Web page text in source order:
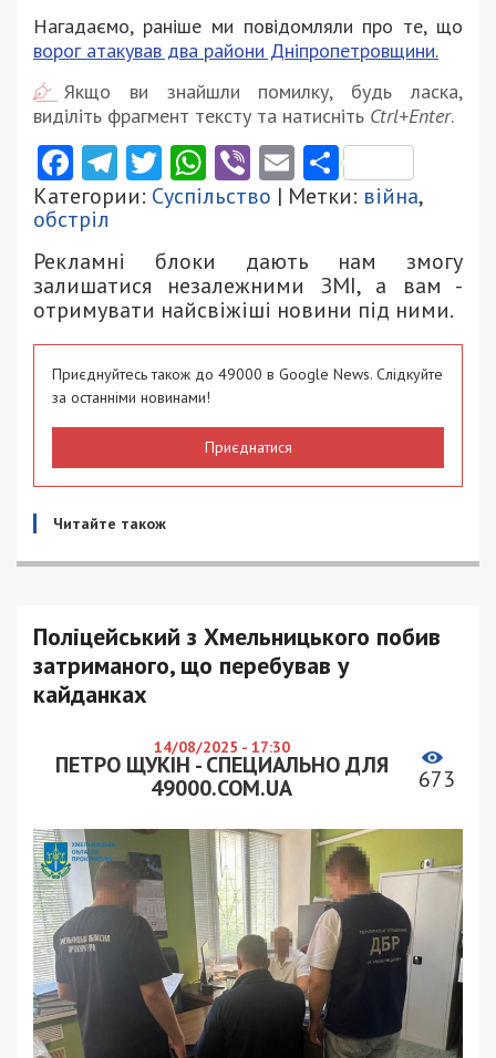
Нагадаємо, раніше ми повідомляли про те, що
ворог атакував два райони Дніпропетровщини.
Якщо ви знайшли помилку, будь ласка,
виділіть фрагмент тексту та натисніть Ctrl+Enter.
Facebook
Telegram
Twitter
WhatsApp
ViberEmail
Категории: Суспільство | Метки: війна,
обстріл
Рекламні блоки дають нам змогу
залишатися незалежними ЗМІ, а вам -
отримувати найсвіжіші новини під ними.
Приєднуйтесь також до 49000 в Google News. Слідкуйте
за останніми новинами!
Приєднатися
Читайте також
Поліцейський з Хмельницького побив
затриманого, що перебував у
кайданках
14/08/2025 - 17:30
ПЕТРО ЩУКІН - СПЕЦИАЛЬНО ДЛЯ
49000.COM.UA
673